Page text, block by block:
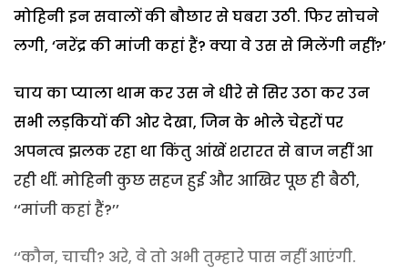
मोहिनी इन सवालों की बौछार से घबरा उठी. फिर सोचने
लगी, ‘नरेंद्र की मांजी कहां हैं? क्या वे उस से मिलेंगी नहीं?’
चाय का प्याला थाम कर उस ने धीरे से सिर उठा कर उन
सभी लड़कियों की ओर देखा, जिन के भोले चेहरों पर
अपनत्व झलक रहा था किंतु आंखें शरारत से बाज नहीं आ
रही थीं. मोहिनी कुछ सहज हुई और आखिर पूछ ही बैठी,
‘‘मांजी कहां हैं?’’
‘‘कौन, चाची? अरे, वे तो अभी तुम्हारे पास नहीं आएंगी.